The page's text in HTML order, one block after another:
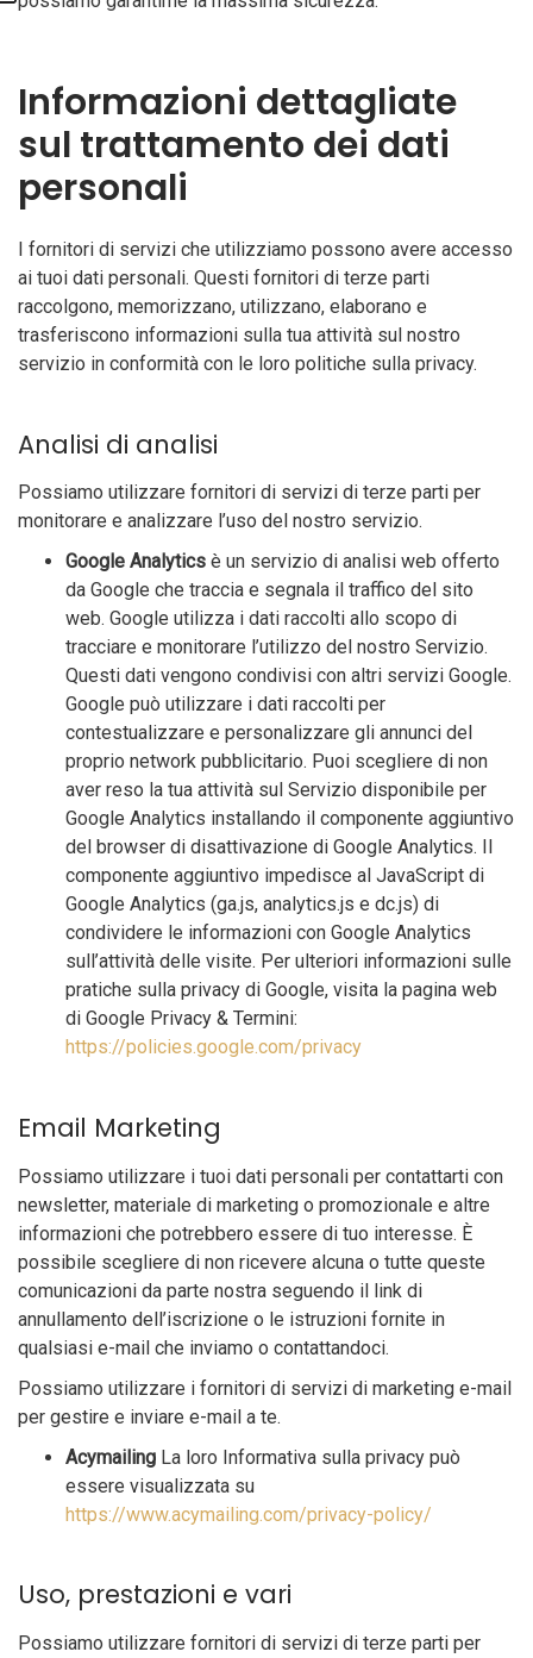
Informazioni dettagliate
sul trattamento dei dati
personali
I fornitori di servizi che utilizziamo possono avere accesso
ai tuoi dati personali. Questi fornitori di terze parti
raccolgono, memorizzano, utilizzano, elaborano e
trasferiscono informazioni sulla tua attività sul nostro
servizio in conformità con le loro politiche sulla privacy.
Analisi di analisi
Possiamo utilizzare fornitori di servizi di terze parti per
monitorare e analizzare l’uso del nostro servizio.
Google Analytics è un servizio di analisi web offerto
da Google che traccia e segnala il traffico del sito
web. Google utilizza i dati raccolti allo scopo di
tracciare e monitorare l’utilizzo del nostro Servizio.
Questi dati vengono condivisi con altri servizi Google.
Google può utilizzare i dati raccolti per
contestualizzare e personalizzare gli annunci del
proprio network pubblicitario. Puoi scegliere di non
aver reso la tua attività sul Servizio disponibile per
Google Analytics installando il componente aggiuntivo
del browser di disattivazione di Google Analytics. Il
componente aggiuntivo impedisce al JavaScript di
Google Analytics (ga.js, analytics.js e dc.js) di
condividere le informazioni con Google Analytics
sull’attività delle visite. Per ulteriori informazioni sulle
pratiche sulla privacy di Google, visita la pagina web
di Google Privacy & Termini:
https://policies.google.com/privacy
Email Marketing
Possiamo utilizzare i tuoi dati personali per contattarti con
newsletter, materiale di marketing o promozionale e altre
informazioni che potrebbero essere di tuo interesse. È
possibile scegliere di non ricevere alcuna o tutte queste
comunicazioni da parte nostra seguendo il link di
annullamento dell’iscrizione o le istruzioni fornite in
qualsiasi e-mail che inviamo o contattandoci.
Possiamo utilizzare i fornitori di servizi di marketing e-mail
per gestire e inviare e-mail a te.
Acymailing La loro Informativa sulla privacy può
essere visualizzata su
https://www.acymailing.com/privacy-policy/
Uso, prestazioni e vari
Possiamo utilizzare fornitori di servizi di terze parti per